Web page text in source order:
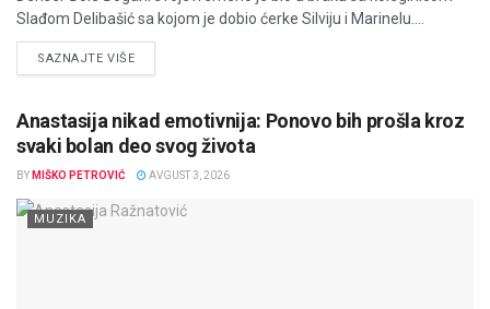
Slađom Delibašić sa kojom je dobio ćerke Silviju i Marinelu....
SAZNAJTE VIŠEDETAILS
Anastasija nikad emotivnija: Ponovo bih prošla kroz
svaki bolan deo svog života
BY MIŠKO PETROVIĆ AVGUST 3, 2026
MUZIKA